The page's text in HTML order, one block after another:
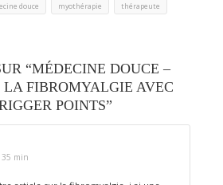
douce myothérapie thérapeute
“MÉDECINE DOUCE –
FIBROMYALGIE AVEC
POINTS”
min